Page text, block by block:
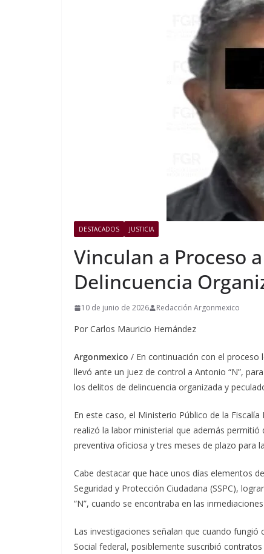
DESTACADOS JUSTICIA
Vinculan a Proceso
Delincuencia
10 de junio de 2026 Redacción Argonmexico
Por Carlos Mauricio Hernández
Argonmexico / En continuación con el proceso
llevó ante un juez de control a Antonio “N”,
los delitos de delincuencia organizada y
En este caso, el Ministerio Público de la
realizó la labor ministerial que además
preventiva oficiosa y tres meses de plazo para
Cabe destacar que hace unos días elementos
Seguridad y Protección Ciudadana (SSPC),
“N”, cuando se encontraba en las
Las investigaciones señalan que cuando
Social federal, posiblemente suscribió